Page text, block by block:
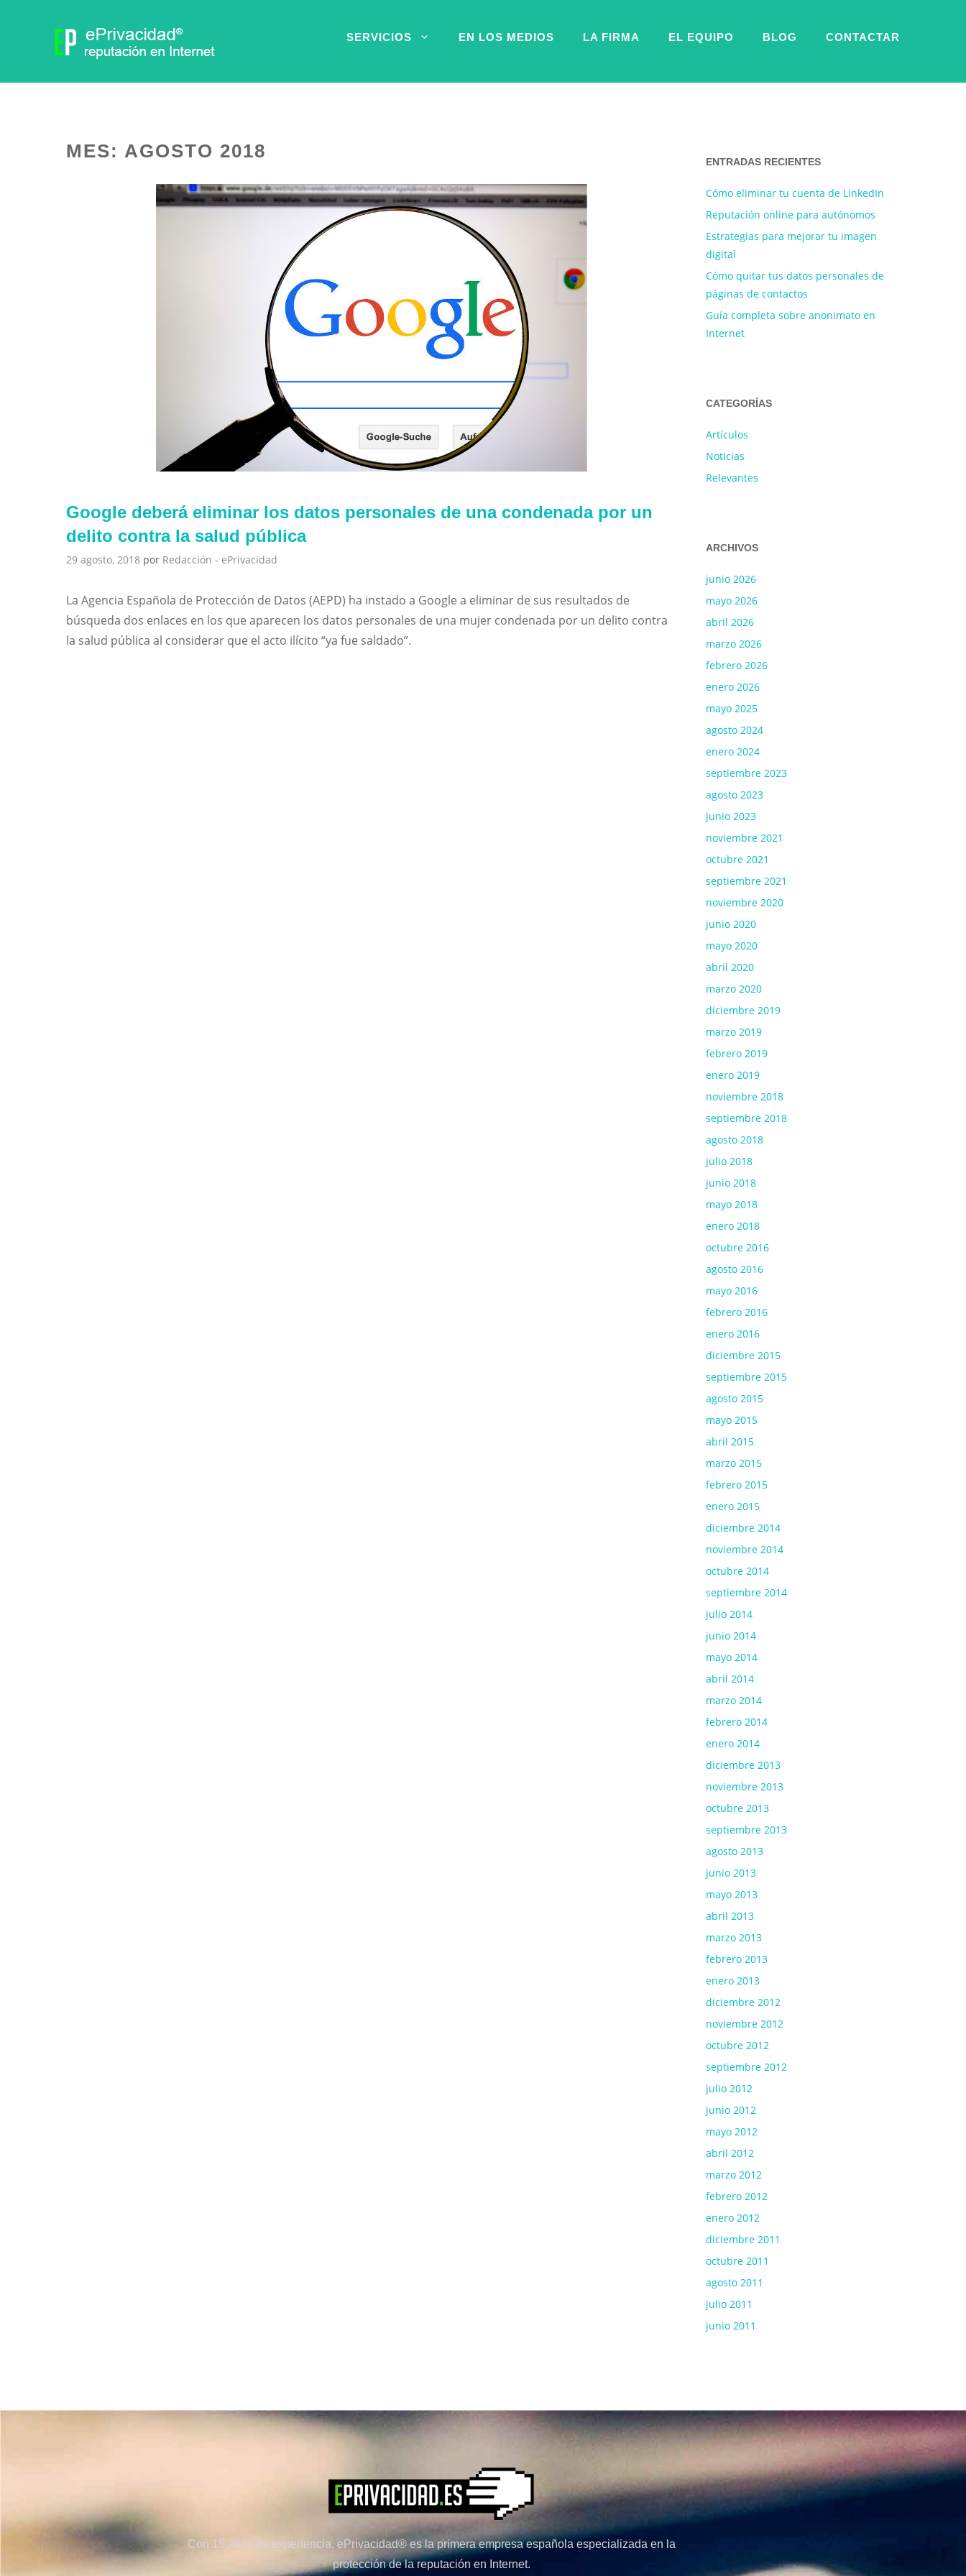
SERVICIOS EN LOS MEDIOS LA FIRMA EL EQUIPO BLOG CONTACTAR
MES: AGOSTO 2018
Google deberá eliminar los datos personales de una condenada por un
delito contra la salud pública
29 agosto, 2018 por Redacción - ePrivacidad
La Agencia Española de Protección de Datos (AEPD) ha instado a Google a eliminar de sus resultados de
búsqueda dos enlaces en los que aparecen los datos personales de una mujer condenada por un delito contra
la salud pública al considerar que el acto ilícito “ya fue saldado”.
ENTRADAS RECIENTES
Cómo eliminar tu cuenta de LinkedIn
Reputación online para autónomos
Estrategias para mejorar tu imagen
digital
Cómo quitar tus datos personales de
páginas de contactos
Guía completa sobre anonimato en
Internet
CATEGORÍAS
Artículos
Noticias
Relevantes
ARCHIVOS
junio 2026
mayo 2026
abril 2026
marzo 2026
febrero 2026
enero 2026
mayo 2025
agosto 2024
enero 2024
septiembre 2023
agosto 2023
junio 2023
noviembre 2021
octubre 2021
septiembre 2021
noviembre 2020
junio 2020
mayo 2020
abril 2020
marzo 2020
diciembre 2019
marzo 2019
febrero 2019
enero 2019
noviembre 2018
septiembre 2018
agosto 2018
julio 2018
junio 2018
mayo 2018
enero 2018
octubre 2016
agosto 2016
mayo 2016
febrero 2016
enero 2016
diciembre 2015
septiembre 2015
agosto 2015
mayo 2015
abril 2015
marzo 2015
febrero 2015
enero 2015
diciembre 2014
noviembre 2014
octubre 2014
septiembre 2014
julio 2014
junio 2014
mayo 2014
abril 2014
marzo 2014
febrero 2014
enero 2014
diciembre 2013
noviembre 2013
octubre 2013
septiembre 2013
agosto 2013
junio 2013
mayo 2013
abril 2013
marzo 2013
febrero 2013
enero 2013
diciembre 2012
noviembre 2012
octubre 2012
septiembre 2012
julio 2012
junio 2012
mayo 2012
abril 2012
marzo 2012
febrero 2012
enero 2012
diciembre 2011
octubre 2011
agosto 2011
julio 2011
junio 2011
Con 15 años de experiencia, ePrivacidad® es la primera empresa española especializada en la
protección de la reputación en Internet.